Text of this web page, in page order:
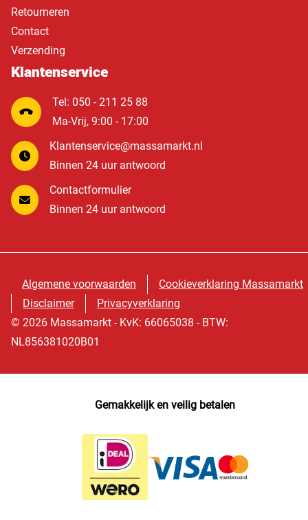
Retourneren
Contact
Verzending
Klantenservice
Tel: 050 - 211 25 88
Ma-Vrij, 9:00 - 17:00
Klantenservice@massamarkt.nl
Binnen 24 uur antwoord
Contactformulier
Binnen 24 uur antwoord
Algemene voorwaarden
Cookieverklaring Massamarkt
Disclaimer
Privacyverklaring
© 2026 Massamarkt - KvK: 66065038 - BTW:
NL856381020B01
Gemakkelijk en veilig betalen